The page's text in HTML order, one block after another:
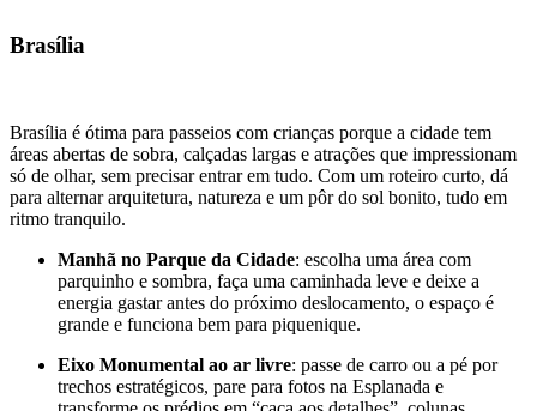
Brasília
Brasília é ótima para passeios com crianças porque a cidade tem
áreas abertas de sobra, calçadas largas e atrações que impressionam
só de olhar, sem precisar entrar em tudo. Com um roteiro curto, dá
para alternar arquitetura, natureza e um pôr do sol bonito, tudo em
ritmo tranquilo.
Manhã no Parque da Cidade: escolha uma área com
parquinho e sombra, faça uma caminhada leve e deixe a
energia gastar antes do próximo deslocamento, o espaço é
grande e funciona bem para piquenique.
Eixo Monumental ao ar livre: passe de carro ou a pé por
trechos estratégicos, pare para fotos na Esplanada e